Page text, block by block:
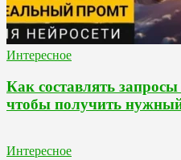
Интересное
Как составлять
чтобы получить нужный
Интересное